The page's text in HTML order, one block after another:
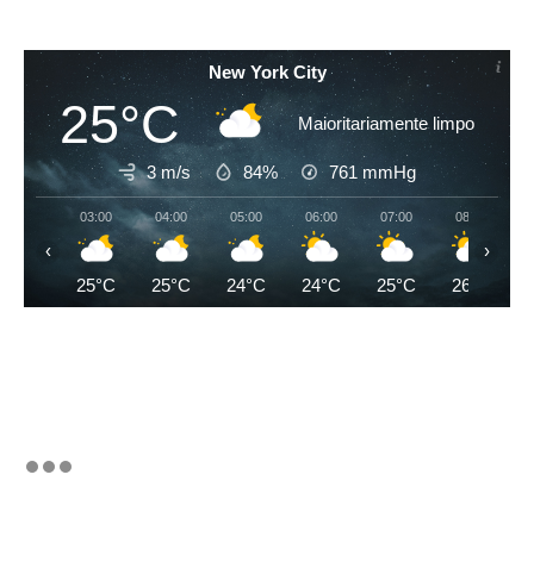
New York City
25°C Maioritariamente limpo
3 m/s 84% 761 mmHg
03:00
25°C
04:00
25°C
05:00
24°C
06:00
24°C
07:00
25°C
08:00
26°C
‹ ›